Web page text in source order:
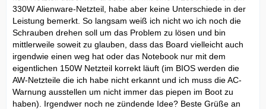
330W Alienware-Netzteil, habe aber keine Unterschiede in der
Leistung bemerkt. So langsam weiß ich nicht wo ich noch die
Schrauben drehen soll um das Problem zu lösen und bin
mittlerweile soweit zu glauben, dass das Board vielleicht auch
irgendwie einen weg hat oder das Notebook nur mit dem
eigentlichen 150W Netzteil korrekt läuft (im BIOS werden die
AW-Netzteile die ich habe nicht erkannt und ich muss die AC-
Warnung ausstellen um nicht immer das piepen im Boot zu
haben). Irgendwer noch ne zündende Idee? Beste Grüße an